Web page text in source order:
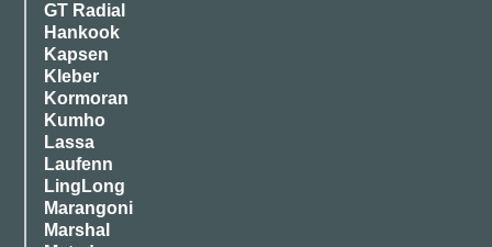
GT Radial
Hankook
Kapsen
Kleber
Kormoran
Kumho
Lassa
Laufenn
LingLong
Marangoni
Marshal